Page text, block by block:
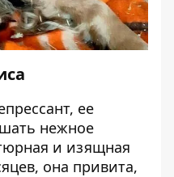
ее
нежное
и изящная
она привита,